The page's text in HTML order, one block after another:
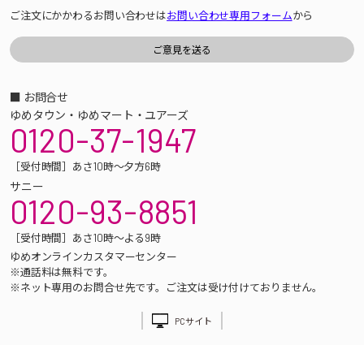
ご注文にかかわるお問い合わせはお問い合わせ専用フォームから
■ お問合せ
ゆめタウン・ゆめマート・ユアーズ
0120-37-1947
［受付時間］あさ10時～夕方6時
サニー
0120-93-8851
［受付時間］あさ10時～よる9時
ゆめオンラインカスタマーセンター
※通話料は無料です。
※ネット専用のお問合せ先です。ご注文は受け付けておりません。
PCサイト